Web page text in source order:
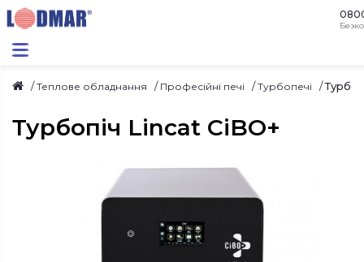
Теплове обладнання Професійні печі Турбопечі
Турбопіч Lincat CiBO+